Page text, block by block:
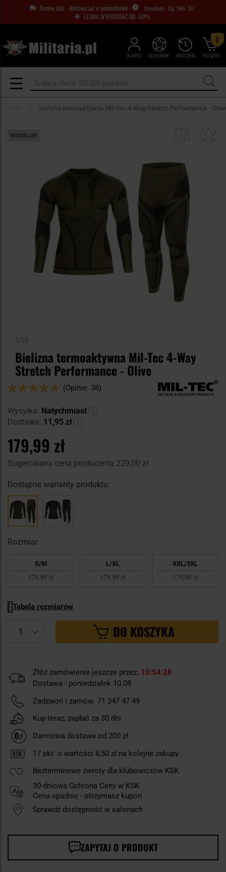
Zamów dziś - dostawa już w poniedziałek 12g 54m 26s
LETNIA WYPRZEDAŻ DO -50%
KONTO HISTORIA
SCHOWEK KOSZYK
0
Bielizna termoaktywna Mil-Tec 4-Way Stretch Performance - Olive
BESTSELLER
Bielizna termoaktywna Mil-Tec 4-Way
Stretch Performance - Olive
Ocena:
(Opinie: 38)
Wysyłka: Natychmiast
Dostawa: 11,95 zł
179,99 zł
Sugerowana cena producenta 229,00 zł
Dostępne warianty produktu:
Rozmiar:
S/M
179,99 zł
L/XL
179,99 zł
XXL/3XL
179,99 zł
Tabela rozmiarów
DO KOSZYKA
Złóż zamówienie jeszcze przez: 10 54 27
Dostawa - poniedziałek 10.08
Zadzwoń i zamów: 71 347 47 49
Kup teraz, zapłać za 30 dni
Darmowa dostawa od 200 zł
17 pkt. o wartości 8,50 zł na kolejne zakupy
Bezterminowe zwroty dla klubowiczów KSK
30-dniowa Ochrona Ceny w KSK
Cena spadnie - otrzymasz kupon
Sprawdź dostępność w salonach
ZAPYTAJ O PRODUKT